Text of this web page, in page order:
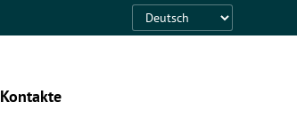
Language
Kontakte